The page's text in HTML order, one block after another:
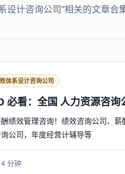
设计咨询公司”相关的文章合
体系设计咨询公司
必看：全国 人力资源咨
绩效管理咨询！绩效咨询公司、
公司，年度经营计辅导等
分钟